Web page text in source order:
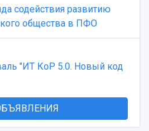
содействия развитию
общества в ПФО
"ИТ КоР 5.0. Новый код